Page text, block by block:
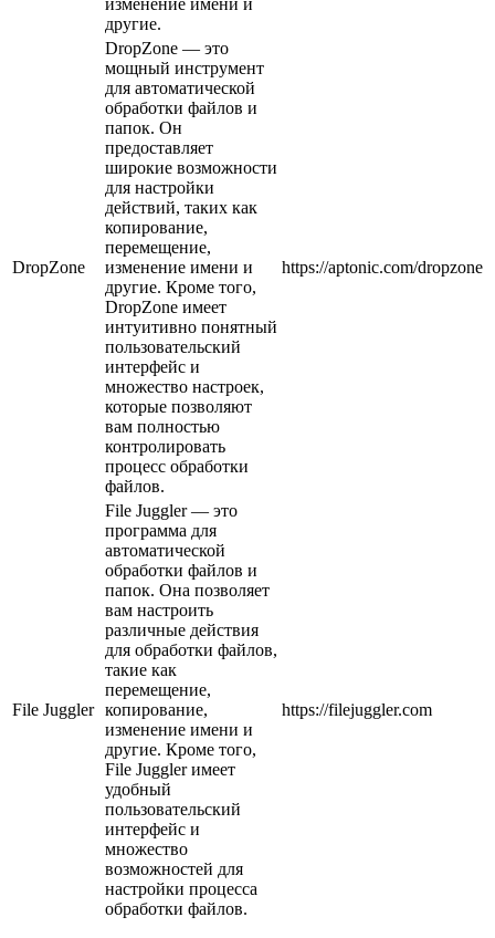
изменение имени и
другие.
DropZone
DropZone — это
мощный инструмент
для автоматической
обработки файлов и
папок. Он
предоставляет
широкие возможности
для настройки
действий, таких как
копирование,
перемещение,
изменение имени и
другие. Кроме того,
DropZone имеет
интуитивно понятный
пользовательский
интерфейс и
множество настроек,
которые позволяют
вам полностью
контролировать
процесс обработки
файлов.
https://aptonic.com/dropzone
File Juggler
File Juggler — это
программа для
автоматической
обработки файлов и
папок. Она позволяет
вам настроить
различные действия
для обработки файлов,
такие как
перемещение,
копирование,
изменение имени и
другие. Кроме того,
File Juggler имеет
удобный
пользовательский
интерфейс и
множество
возможностей для
настройки процесса
обработки файлов.
https://filejuggler.com